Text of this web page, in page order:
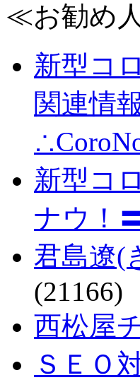
≪お勧め
新型コ
関連情
新型コ
ナウ！
君島遼(
(21166)
西松屋
ＳＥＯ